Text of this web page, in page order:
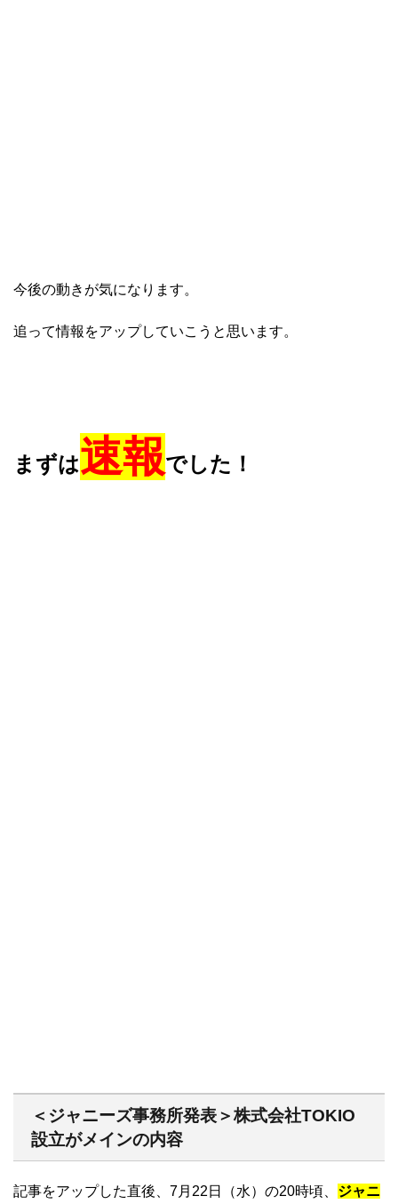
今後の動きが気になります。
追って情報をアップしていこうと思います。
まずは速報でした！
＜ジャニーズ事務所発表＞株式会社TOKIO
設立がメインの内容
記事をアップした直後、7月22日（水）の20時頃、 ジャニ